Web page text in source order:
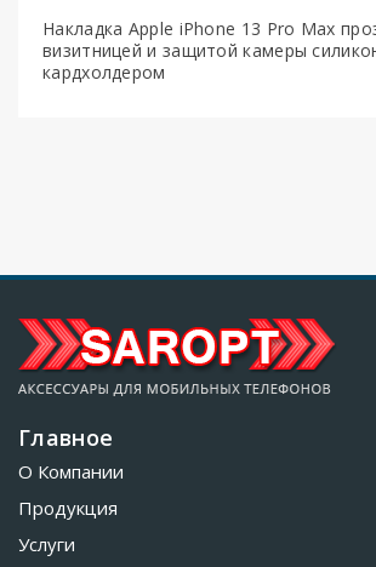
Накладка Apple iPhone 13 Pro Max
визитницей и защитой камеры
кардхолдером
Главное
О Компании
Продукция
Услуги